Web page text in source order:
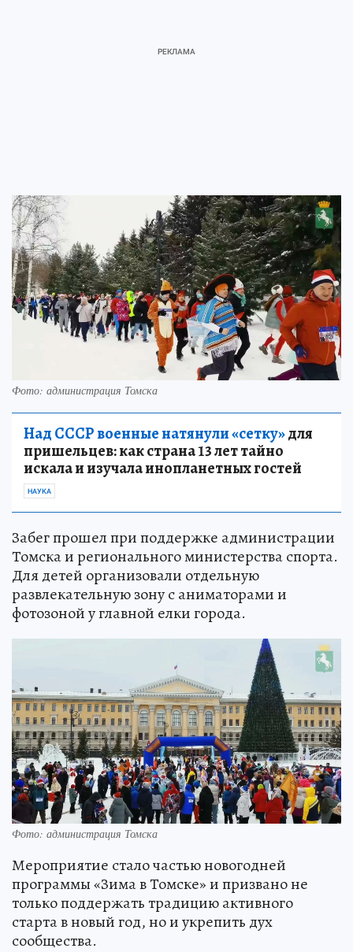
Фото: администрация Томска
Над СССР военные натянули «сетку»для
пришельцев: как страна 13 лет тайно
искала и изучала инопланетных гостей
НАУКА
Забег прошел при поддержке администрации
Томска и регионального министерства спорта.
Для детей организовали отдельную
развлекательную зону с аниматорами и
фотозоной у главной елки города.
Фото: администрация Томска
Мероприятие стало частью новогодней
программы «Зима в Томске» и призвано не
только поддержать традицию активного
старта в новый год, но и укрепить дух
сообщества.